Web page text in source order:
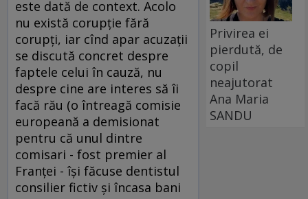
este dată de context. Acolo
nu există corupţie fără
corupţi, iar cînd apar acuzaţii
se discută concret despre
faptele celui în cauză, nu
despre cine are interes să îi
facă rău (o întreagă comisie
europeană a demisionat
pentru că unul dintre
comisari - fost premier al
Franţei - îşi făcuse dentistul
consilier fictiv şi încasa bani
Privirea ei
pierdută, de
copil
neajutorat
Ana Maria
SANDU